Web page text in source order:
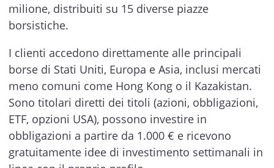
milione, distribuiti su 15 diverse piazze
borsistiche.
I clienti accedono direttamente alle principali
borse di Stati Uniti, Europa e Asia, inclusi mercati
meno comuni come Hong Kong o il Kazakistan.
Sono titolari diretti dei titoli (azioni, obbligazioni,
ETF, opzioni USA), possono investire in
obbligazioni a partire da 1.000 € e ricevono
gratuitamente idee di investimento settimanali in